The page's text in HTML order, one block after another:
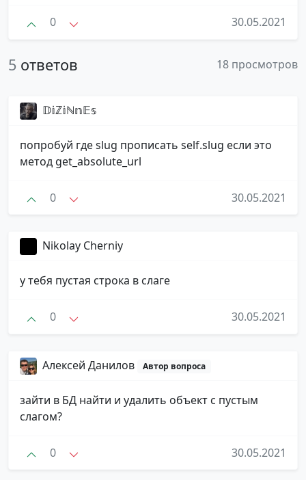
0 30.05.2021
5 ответов 18 просмотров
𝔻𝕚ℤ𝕚ℕ𝕟𝔼𝕤
попробуй где slug прописать self.slug если это
метод get_absolute_url
0 30.05.2021
Nikolay Cherniy
у тебя пустая строка в слаге
0 30.05.2021
Алексей Данилов Автор вопроса
зайти в БД найти и удалить объект с пустым
слагом?
0 30.05.2021